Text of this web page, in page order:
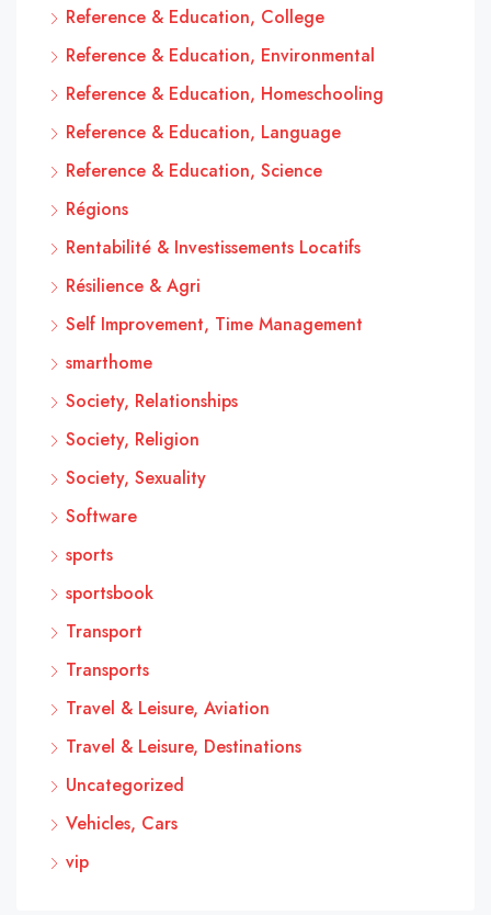
Reference & Education, College
Reference & Education, Environmental
Reference & Education, Homeschooling
Reference & Education, Language
Reference & Education, Science
Régions
Rentabilité & Investissements Locatifs
Résilience & Agri
Self Improvement, Time Management
smarthome
Society, Relationships
Society, Religion
Society, Sexuality
Software
sports
sportsbook
Transport
Transports
Travel & Leisure, Aviation
Travel & Leisure, Destinations
Uncategorized
Vehicles, Cars
vip